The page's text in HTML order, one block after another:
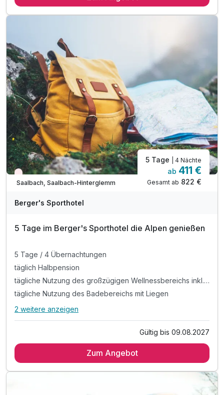
Nutzung der Seilbahnen, Minigolfanlagen und weitere
Ermäßigungen im Rahmen der "JOKER CARD"
WLAN-Nutzung
Nur noch Restplätze
Saalbach, Saalbach-Hinterglemm
5 Tage | 4 Nächte
ab 411 €
Gesamt ab 822 €
Berger's Sporthotel
5 Tage im Berger's Sporthotel die Alpen genießen
5 Tage / 4 Übernachtungen
täglich Halbpension
tägliche Nutzung des großzügigen Wellnessbereichs inkl. Sauna. Erlebnisdusche und Dampfbad
tägliche Nutzung des Badebereichs mit Liegen
Alle Inklusivleistungen
2 weitere anzeigen
Gültig bis 09.08.2027
Zum Angebot